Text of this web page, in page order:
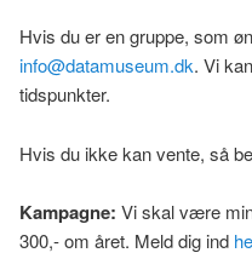
Hvis du er en gruppe, som
info@datamuseum.dk. Vi
tidspunkter.
Hvis du ikke kan vente, så
Kampagne: Vi skal være
300,- om året. Meld dig ind